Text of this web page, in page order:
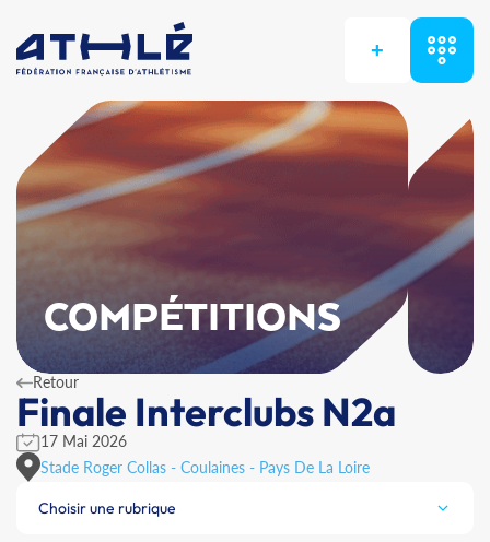
+
COMPÉTITIONS
Retour
Finale Interclubs N2a
17 Mai 2026
Stade Roger Collas - Coulaines - Pays De La Loire
Choisir une rubrique